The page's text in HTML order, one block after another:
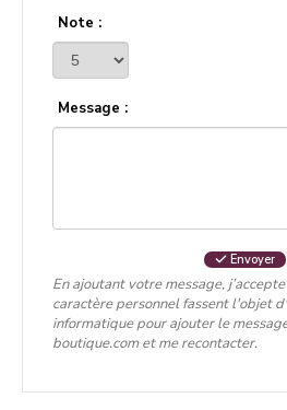
Note :
Message :
Envoyer
En ajoutant votre message,
caractère personnel fassent l'objet
informatique pour ajouter le
boutique.com et me recontacter.